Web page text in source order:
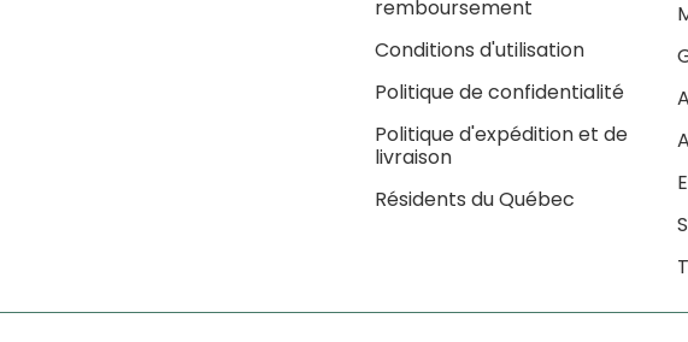
remboursement
Conditions d'utilisation
Politique de confidentialité
Politique d'expédition et de
livraison
Résidents du Québec